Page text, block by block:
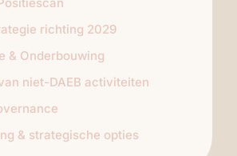
richting 2029
& Onderbouwing
niet-DAEB activiteiten
& strategische opties